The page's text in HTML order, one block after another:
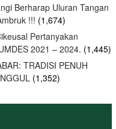
Berharap Uluran Tangan
!!! (1,674)
Pertanyakan
2021 – 2024. (1,445)
TRADISI PENUH
(1,352)